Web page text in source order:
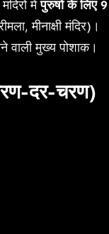
मेंपुरुषों के लिए 9
मीनाक्षी मंदिर)।
वाली मुख्य पोशाक।
दर-चरण)